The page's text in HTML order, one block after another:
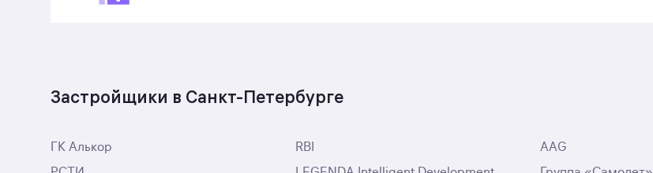
Застройщики в Санкт-Петербурге
ГК Алькор RBI AAG